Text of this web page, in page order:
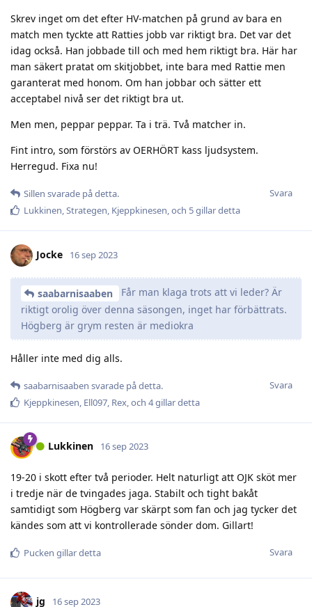
Skrev inget om det efter HV-matchen på grund av bara en
match men tyckte att Ratties jobb var riktigt bra. Det var det
idag också. Han jobbade till och med hem riktigt bra. Här har
man säkert pratat om skitjobbet, inte bara med Rattie men
garanterat med honom. Om han jobbar och sätter ett
acceptabel nivå ser det riktigt bra ut.
Men men, peppar peppar. Ta i trä. Två matcher in.
Fint intro, som förstörs av OERHÖRT kass ljudsystem.
Herregud. Fixa nu!
Svara
Sillen svarade på detta.
Lukkinen,Strategen, Kjeppkinesen, och 5gillar detta
Jocke 16 sep 2023
saabarnisaaben
Får man klaga trots att vi leder? Är
riktigt orolig över denna säsongen, inget har förbättrats.
Högberg är grym resten är mediokra
Håller inte med dig alls.
Svara
saabarnisaaben svarade på detta.
Kjeppkinesen, Ell097, Rex, och 4gillar detta
Lukkinen 16 sep 2023
19-20 i skott efter två perioder. Helt naturligt att OJK sköt mer
i tredje när de tvingades jaga. Stabilt och tight bakåt
samtidigt som Högberg var skärpt som fan och jag tycker det
kändes som att vi kontrollerade sönder dom. Gillart!
Svara
Pucken gillar detta
jg 16 sep 2023